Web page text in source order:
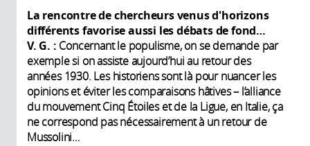
La rencontre de chercheurs venus d'horizons
différents favorise aussi les débats de fond…
V. G. : Concernant le populisme, on se demande par
exemple si on assiste aujourd’hui au retour des
années 1930. Les historiens sont là pour nuancer les
opinions et éviter les comparaisons hâtives – l’alliance
du mouvement Cinq Étoiles et de la Ligue, en Italie, ça
ne correspond pas nécessairement à un retour de
Mussolini…